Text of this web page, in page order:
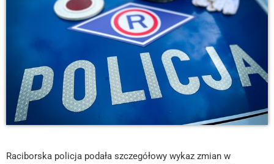
Raciborska policja podała szczegółowy wykaz zmian w